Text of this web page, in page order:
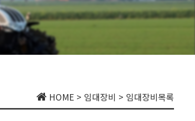
HOME > 임대장비 > 임대장비목록